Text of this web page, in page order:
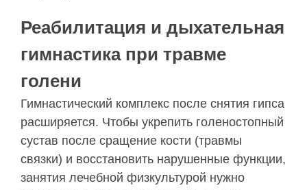
Реабилитация и дыхательная
гимнастика при травме
голени
Гимнастический комплекс после снятия гипса
расширяется. Чтобы укрепить голеностопный
сустав после сращение кости (травмы
связки) и восстановить нарушенные функции,
занятия лечебной физкультурой нужно